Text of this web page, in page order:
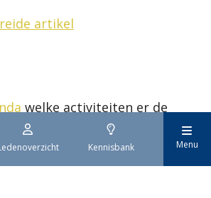
Kennisbank Menu
artikel
welke activiteiten er de
allemaal gepland staan.